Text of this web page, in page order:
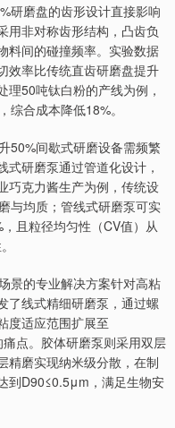
研磨盘的齿形设计直接影响
用非对称齿形结构，凸齿负
料间的碰撞频率。实验数据
效率比传统直齿研磨盘提升
50吨钛白粉的产线为例，
合成本降低18%。
50%间歇式研磨设备需频繁
式研磨泵通过管道化设计，
巧克力酱生产为例，传统设
与均质；管线式研磨泵可实
且粒径均匀性（CV值）从
景的专业解决方案针对高粘
了线式精细研磨泵，通过螺
度适应范围扩展至
点。胶体研磨泵则采用双层
精磨实现纳米级分散，在制
到D90≤0.5μm，满足生物安